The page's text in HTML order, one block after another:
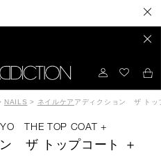
NAILS > ネイルケア アディクション ザ トッ
THE TOP COAT +
ザ トップコート ＋